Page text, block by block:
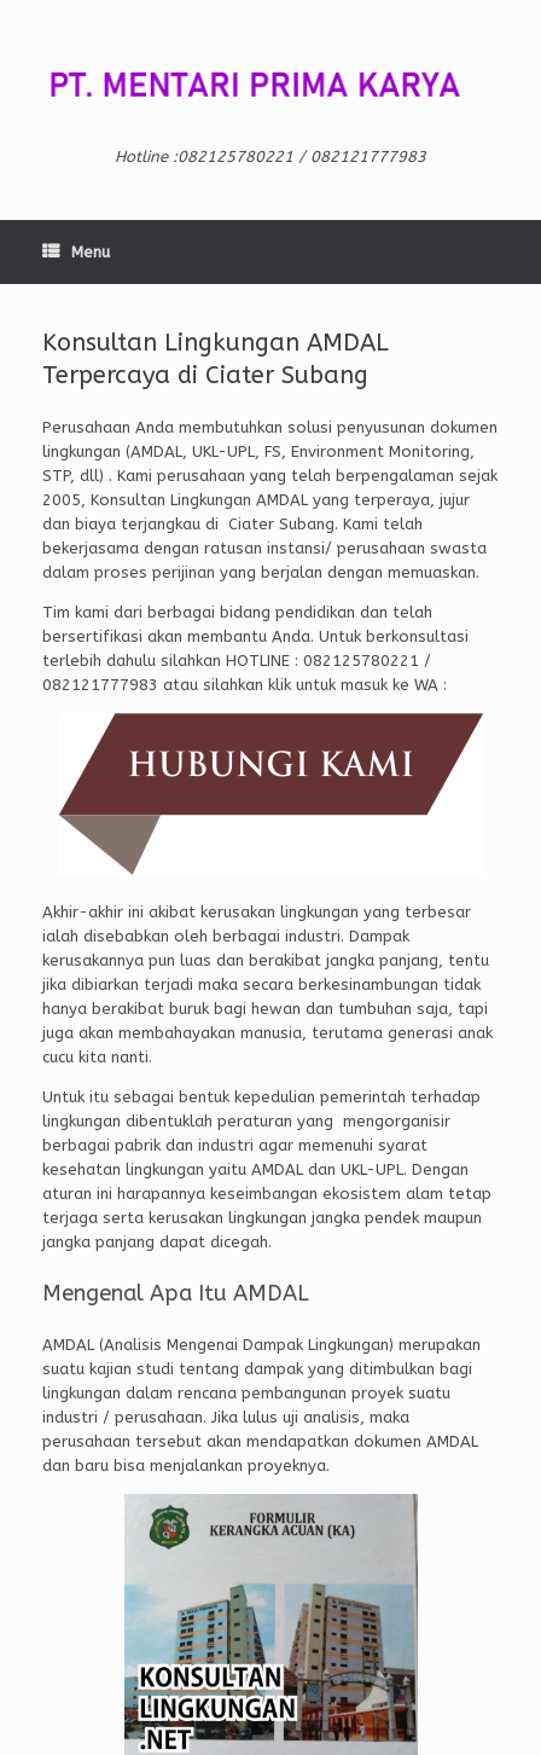
Hotline :082125780221 / 082121777983
Menu
Konsultan Lingkungan AMDAL
Terpercaya di Ciater Subang
Perusahaan Anda membutuhkan solusi penyusunan dokumen
lingkungan (AMDAL, UKL-UPL, FS, Environment Monitoring,
STP, dll) . Kami perusahaan yang telah berpengalaman sejak
2005, Konsultan Lingkungan AMDAL yang terperaya, jujur
dan biaya terjangkau di Ciater Subang. Kami telah
bekerjasama dengan ratusan instansi/ perusahaan swasta
dalam proses perijinan yang berjalan dengan memuaskan.
Tim kami dari berbagai bidang pendidikan dan telah
bersertifikasi akan membantu Anda. Untuk berkonsultasi
terlebih dahulu silahkan HOTLINE : 082125780221 /
082121777983 atau silahkan klik untuk masuk ke WA :
Akhir-akhir ini akibat kerusakan lingkungan yang terbesar
ialah disebabkan oleh berbagai industri. Dampak
kerusakannya pun luas dan berakibat jangka panjang, tentu
jika dibiarkan terjadi maka secara berkesinambungan tidak
hanya berakibat buruk bagi hewan dan tumbuhan saja, tapi
juga akan membahayakan manusia, terutama generasi anak
cucu kita nanti.
Untuk itu sebagai bentuk kepedulian pemerintah terhadap
lingkungan dibentuklah peraturan yang mengorganisir
berbagai pabrik dan industri agar memenuhi syarat
kesehatan lingkungan yaitu AMDAL dan UKL-UPL. Dengan
aturan ini harapannya keseimbangan ekosistem alam tetap
terjaga serta kerusakan lingkungan jangka pendek maupun
jangka panjang dapat dicegah.
Mengenal Apa Itu AMDAL
AMDAL (Analisis Mengenai Dampak Lingkungan) merupakan
suatu kajian studi tentang dampak yang ditimbulkan bagi
lingkungan dalam rencana pembangunan proyek suatu
industri / perusahaan. Jika lulus uji analisis, maka
perusahaan tersebut akan mendapatkan dokumen AMDAL
dan baru bisa menjalankan proyeknya.